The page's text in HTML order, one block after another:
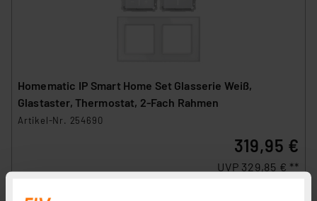
Homematic IP Smart Home Set Glasserie Weiß,
Glastaster, Thermostat, 2-Fach Rahmen
Artikel-Nr. 254690
319,95 €
UVP 329,85 € **